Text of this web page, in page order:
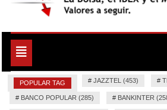
El Rincón del
Toggle
navigation
POPULAR TAG # JAZZTEL (453) #
# BANCO POPULAR (285) # BANKINTER